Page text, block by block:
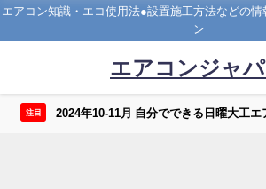
エアコン知識・エコ使用法●設置施工方法などの
ン
エアコンジャ
注目 2024年10-11月 自分でできる日曜大工エ